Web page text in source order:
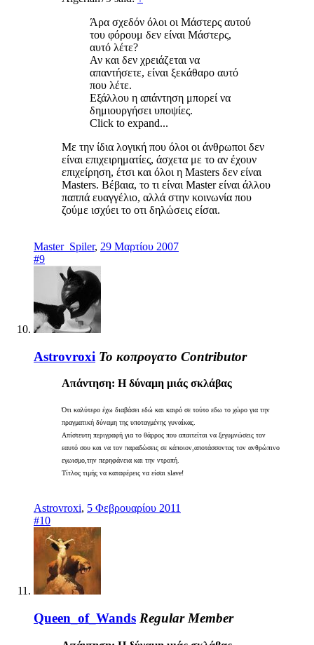
Άρα σχεδόν όλοι οι Μάστερς αυτού
του φόρουμ δεν είναι Μάστερς,
αυτό λέτε?
Αν και δεν χρειάζεται να
απαντήσετε, είναι ξεκάθαρο αυτό
που λέτε.
Εξάλλου η απάντηση μπορεί να
δημιουργήσει υποψίες.
Click to expand...
Με την ίδια λογική που όλοι οι άνθρωποι δεν
είναι επιχειρηματίες, άσχετα με το αν έχουν
επιχείρηση, έτσι και όλοι η Masters δεν είναι
Masters. Βέβαια, το τι είναι Master είναι άλλου
παππά ευαγγέλιο, αλλά στην κοινωνία που
ζούμε ισχύει το οτι δηλώσεις είσαι.
Master_Spiler, 29 Μαρτίου 2007
#9
Astrovroxi Το κοπρογατο Contributor
Απάντηση: Η δύναμη μιάς σκλάβας
Ότι καλύτερο έχω διαβάσει εδώ και καιρό σε τούτο εδω το χώρο για την
πραγματική δύναμη της υποταγμένης γυναίκας.
Απίστευτη περιγραφή για το θάρρος που απαιτείται να ξεγυμνώσεις τον
εαυτό σου και να τον παραδώσεις σε κάποιον,αποτάσσοντας τον ανθρώπινο
εγωισμο,την περηφάνεια και την ντροπή.
Τίτλος τιμής να καταφέρεις να είσαι slave!
Astrovroxi, 5 Φεβρουαρίου 2011
#10
Queen_of_Wands Regular Member